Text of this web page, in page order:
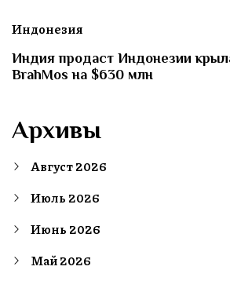
Индонезия
Индия продаст Индонезии
BrahMos на $630 млн
Архивы
Август 2026
Июль 2026
Июнь 2026
Май 2026